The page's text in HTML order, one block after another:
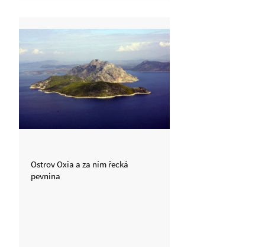
Ostrov Oxia a za ním řecká
pevnina